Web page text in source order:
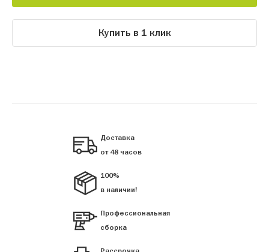
Купить в 1 клик
Доставка
от 48 часов
100%
в наличии!
Профессиональная
сборка